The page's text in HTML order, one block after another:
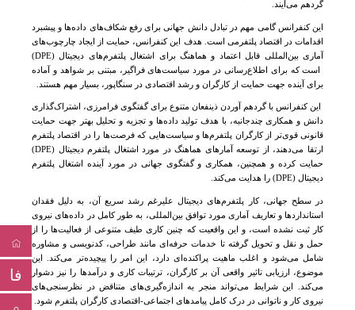
فا
گردهم می‌آیند.
این کنفرانس گامی مهم در تبادل دانش جهانی برای رفع شکاف‌های داده‌ها و پیشبرد
اقدامات در اقتصاد پلتفرمی است هدف این کنفرانس، حمایت از ایجاد چارچوب‌های
آماری بین‌المللی قابل اعتماد و هماهنگ برای اشتغال پلتفرم‌های دیجیتال
(DPE)
است که برای اطلاع‌رسانی در مورد سیاست‌های فراگیر، مبتنی بر شواهد و آماده
برای آینده جهت حمایت از کارگران و رشد اقتصادی در سنگاپور، بسیار مهم هستند
این کنفرانس با گردهم آوردن ذینفعان متنوع برای گفتگوی فرامرزی، اشتراک‌گذاری
دانش و همکاری چندجانبه، با هدف تولید داده‌ها و تجزیه و تحلیل بهتر جهت حمایت
قانونی قوی‌تر از کارگران پلتفرم‌ها و سیاست‌هایی که فرصت‌ها را در اقتصاد پلتفرم
ارتقا می‌دهند، از توسعه آمارهای هماهنگ در مورد اشتغال پلتفرم دیجیتال (DPE)
حمایت کرده و همچنین، همکاری و گفتگوی جهانی در مورد آینده
اشتغال پلتفرم
دیجیتال (DPE) را هدایت می‌کند.
در سطح جهانی، کار پلتفرم‌های دیجیتال علیرغم رشد سریع آن، به دلیل فقدان
استانداردها و تعاریف آماری مورد توافق بین‌المللی، به طور کامل در داده‌های نیروی
کار ثبت نشده است، و این واقعیت که چنین کاری طیف متنوعی از فعالیت‌ها را از
حمل و نقل و تحویل گرفته تا خدمات حرفه‌ای مانند طراحی، کدنویسی و مشاوره
شامل می‌شود و اغلب ماهیت پراکنده‌ای دارد، این امر را پیچیده‌تر می‌کند
این
موضوع، ارزیابی تاثیر واقعی آن بر کارگران، ترتیبات کاری و درآمدها را نیز دشوار
می‌کند
این شرایط می‌تواند منجر به اندازه‌گیری‌های متناقض در نظرسنجی‌های
نیروی کار و ناتوانی در درک کامل پیامدهای اجتماعی-اقتصادی کارگران پلتفرم شود